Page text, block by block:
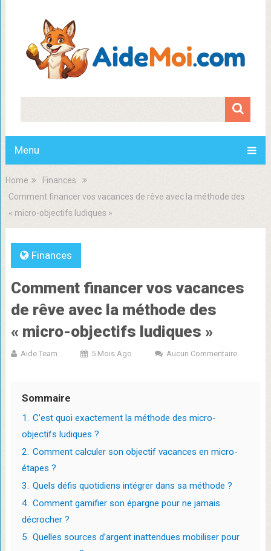
Menu
Home
Finances
Comment financer vos vacances de rêve avec la méthode des
« micro-objectifs ludiques »
Finances
Comment financer vos vacances
de rêve avec la méthode des
« micro-objectifs ludiques »
Aide Team 5 Mois Ago Aucun Commentaire
Sommaire
1. C’est quoi exactement la méthode des micro-
objectifs ludiques ?
2. Comment calculer son objectif vacances en micro-
étapes ?
3. Quels défis quotidiens intégrer dans sa méthode ?
4. Comment gamifier son épargne pour ne jamais
décrocher ?
5. Quelles sources d’argent inattendues mobiliser pour